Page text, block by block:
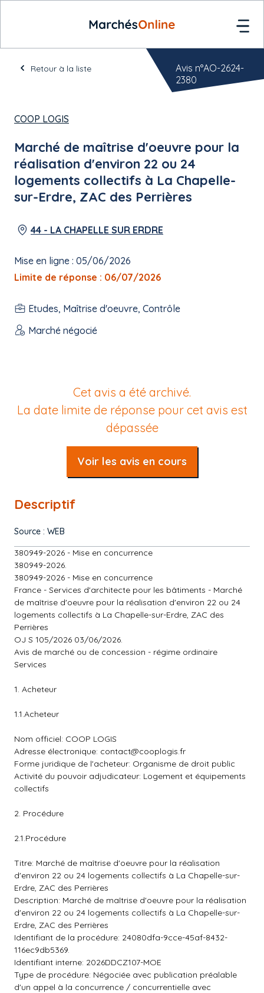
Retour à la liste
COOP LOGIS
Marché de maîtrise d'oeuvre pour la
réalisation d'environ 22 ou 24
logements collectifs à La Chapelle-
sur-Erdre, ZAC des Perrières
44 - LA CHAPELLE SUR ERDRE
Mise en ligne : 05/06/2026
Limite de réponse : 06/07/2026
Etudes, Maîtrise d'oeuvre, Contrôle
Marché négocié
Avis n°AO-2624-
2380
Cet avis a été archivé.
La date limite de réponse pour cet avis est
dépassée
Voir les avis en cours
Descriptif
Source : WEB
380949-2026 - Mise en concurrence
380949-2026.
380949-2026 - Mise en concurrence
France - Services d'architecte pour les bâtiments - Marché
de maîtrise d'oeuvre pour la réalisation d'environ 22 ou 24
logements collectifs à La Chapelle-sur-Erdre, ZAC des
Perrières
OJ S 105/2026 03/06/2026.
Avis de marché ou de concession - régime ordinaire
Services
1. Acheteur
1.1.Acheteur
Nom officiel: COOP LOGIS
Adresse électronique: contact@cooplogis.fr
Forme juridique de l'acheteur: Organisme de droit public
Activité du pouvoir adjudicateur: Logement et équipements
collectifs
2. Procédure
2.1.Procédure
Titre: Marché de maîtrise d'oeuvre pour la réalisation
d'environ 22 ou 24 logements collectifs à La Chapelle-sur-
Erdre, ZAC des Perrières
Description: Marché de maîtrise d'oeuvre pour la réalisation
d'environ 22 ou 24 logements collectifs à La Chapelle-sur-
Erdre, ZAC des Perrières
Identifiant de la procédure: 24080dfa-9cce-45af-8432-
116ec9db5369.
Identifiant interne: 2026DDCZ107-MOE
Type de procédure: Négociée avec publication préalable
d'un appel à la concurrence / concurrentielle avec